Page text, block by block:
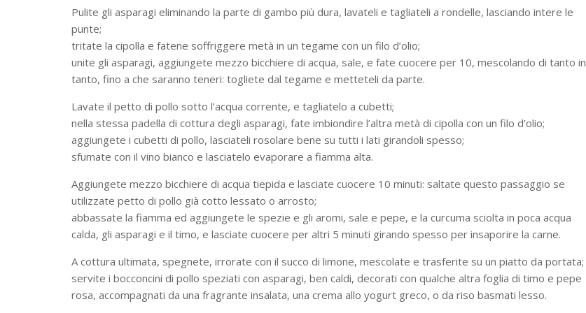
Pulite gli asparagi eliminando la parte di gambo più dura, lavateli e tagliateli a rondelle, lasciando intere le
punte;
tritate la cipolla e fatene soffriggere metà in un tegame con un filo d’olio;
unite gli asparagi, aggiungete mezzo bicchiere di acqua, sale, e fate cuocere per 10, mescolando di tanto in
tanto, fino a che saranno teneri: togliete dal tegame e metteteli da parte.
Lavate il petto di pollo sotto l’acqua corrente, e tagliatelo a cubetti;
nella stessa padella di cottura degli asparagi, fate imbiondire l’altra metà di cipolla con un filo d’olio;
aggiungete i cubetti di pollo, lasciateli rosolare bene su tutti i lati girandoli spesso;
sfumate con il vino bianco e lasciatelo evaporare a fiamma alta.
Aggiungete mezzo bicchiere di acqua tiepida e lasciate cuocere 10 minuti: saltate questo passaggio se
utilizzate petto di pollo già cotto lessato o arrosto;
abbassate la fiamma ed aggiungete le spezie e gli aromi, sale e pepe, e la curcuma sciolta in poca acqua
calda, gli asparagi e il timo, e lasciate cuocere per altri 5 minuti girando spesso per insaporire la carne.
A cottura ultimata, spegnete, irrorate con il succo di limone, mescolate e trasferite su un piatto da portata;
servite i bocconcini di pollo speziati con asparagi, ben caldi, decorati con qualche altra foglia di timo e pepe
rosa, accompagnati da una fragrante insalata, una crema allo yogurt greco, o da riso basmati lesso.